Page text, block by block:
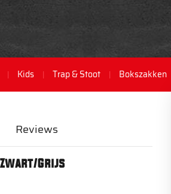
Kids Trap & Stoot Bokszakken
Zwart/Grijs
Reviews